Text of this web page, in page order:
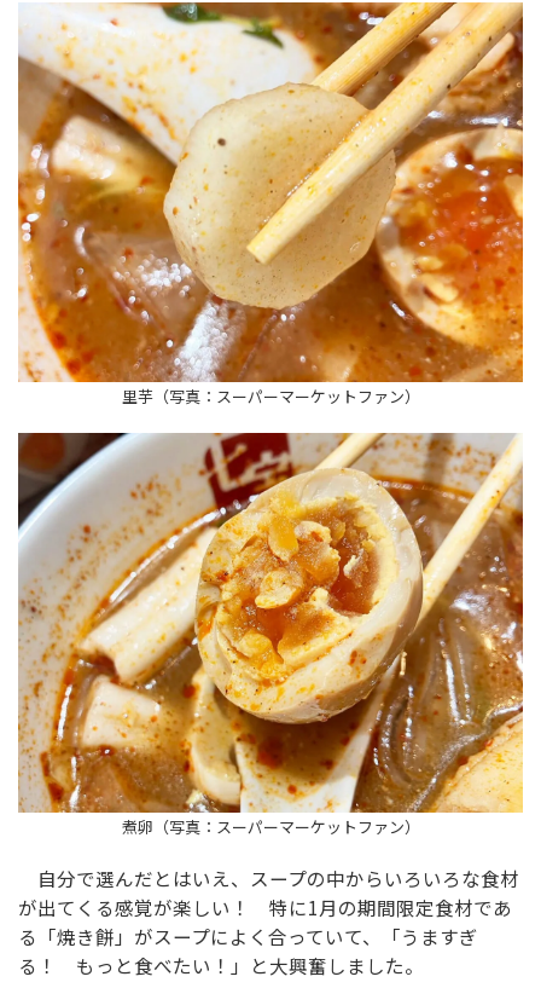
里芋（写真：スーパーマーケットファン）
煮卵（写真：スーパーマーケットファン）
自分で選んだとはいえ、スープの中からいろいろな食材
が出てくる感覚が楽しい！ 特に1月の期間限定食材であ
る「焼き餅」がスープによく合っていて、「うますぎ
る！ もっと食べたい！」と大興奮しました。